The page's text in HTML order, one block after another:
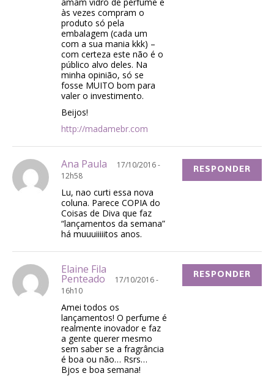
às vezes compram o
produto só pela
embalagem (cada um
com a sua mania kkk) –
com certeza este não é o
público alvo deles. Na
minha opinião, só se
fosse MUITO bom para
valer o investimento.
Beijos!
http://madamebr.com
Ana Paula
17/10/2016 -
12h58
Lu, nao curti essa nova
coluna. Parece COPIA do
Coisas de Diva que faz
“lançamentos da semana”
há muuuiiiiitos anos.
RESPONDER
Elaine Fila
Penteado
17/10/2016 -
16h10
Amei todos os
lançamentos! O perfume é
realmente inovador e faz
a gente querer mesmo
sem saber se a fragrância
é boa ou não… Rsrs…
Bjos e boa semana!
RESPONDER